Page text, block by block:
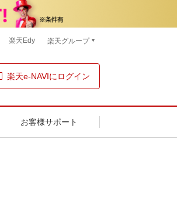
楽天Edy 楽天グループ
楽天e-NAVIにログイン
お客様サポート